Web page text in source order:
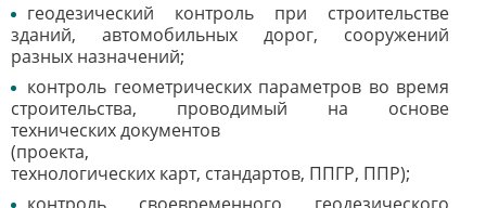
геодезический контроль при строительстве
зданий, автомобильных дорог, сооружений
разных назначений;
контроль геометрических параметров во время
строительства, проводимый на основе
технических документов
(проекта,
технологических карт, стандартов, ППГР, ППР);